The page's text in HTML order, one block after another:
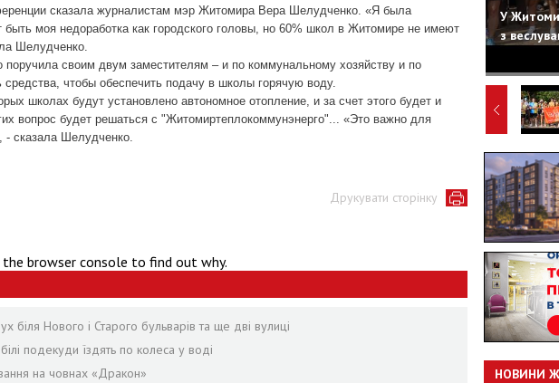
сказала журналистам мэр Житомира Вера Шелудченко. «Я была
быть моя недоработка как городского головы, но 60% школ в Житомире не имеют
Шелудченко.
поручила своим двум заместителям – и по коммунальному хозяйству и по
средства, чтобы обеспечить подачу в школы горячую воду.
школах будут установлено автономное отопление, и за счет этого будет и
вопрос будет решаться с "Житомиртеплокоммунэнерго"... «Это важно для
- сказала Шелудченко.
Друкувати сторінку
browser console to find out why.
Нового і Старого бульварів та ще дві вулиці
подекуди їздять по колеса у воді
на човнах «Дракон»
У
з
НОВИНИ